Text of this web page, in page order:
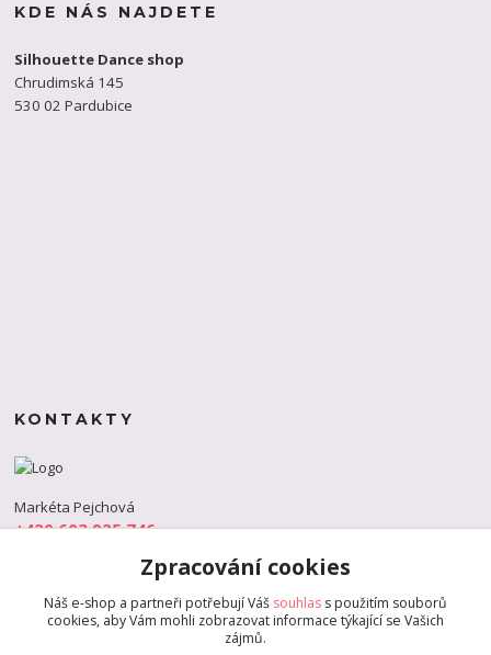
KDE NÁS NAJDETE
Silhouette Dance shop
Chrudimská 145
530 02 Pardubice
KONTAKTY
Markéta Pejchová
+420 603 925 746
info@s-dance.cz
Zpracování cookies
Náš e-shop a partneři potřebují Váš souhlas s použitím souborů
cookies, aby Vám mohli zobrazovat informace týkající se Vašich
zájmů.